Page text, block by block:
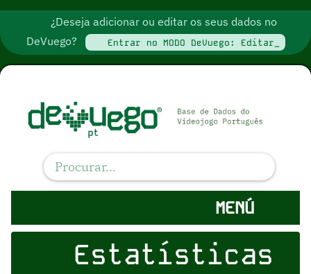
¿Deseja adicionar ou editar os seus dados no
DeVuego?
Entrar no MODO DeVuego: Editar_
MENÚ
Estatísticas